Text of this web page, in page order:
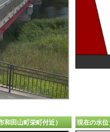
田山町栄町付近） 現在の水位